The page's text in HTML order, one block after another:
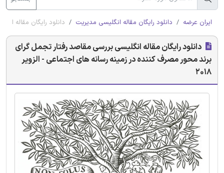
ایران عرضه دانلود رایگان مقاله انگلیسی مدیریت دانلود رایگان مقاله
دانلود رایگان مقاله انگلیسی بررسی مقاصد رفتار تجمل گرای
برند محور مصرف کننده در زمینه رسانه های اجتماعی - الزویر
2018